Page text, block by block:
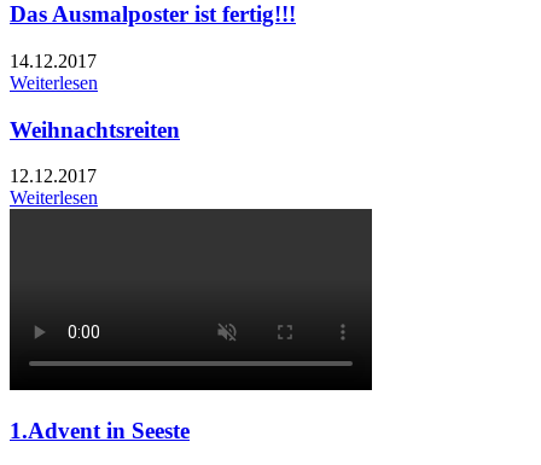
Das Ausmalposter ist fertig!!!
14.12.2017
Weiterlesen
Weihnachtsreiten
12.12.2017
Weiterlesen
1.Advent in Seeste